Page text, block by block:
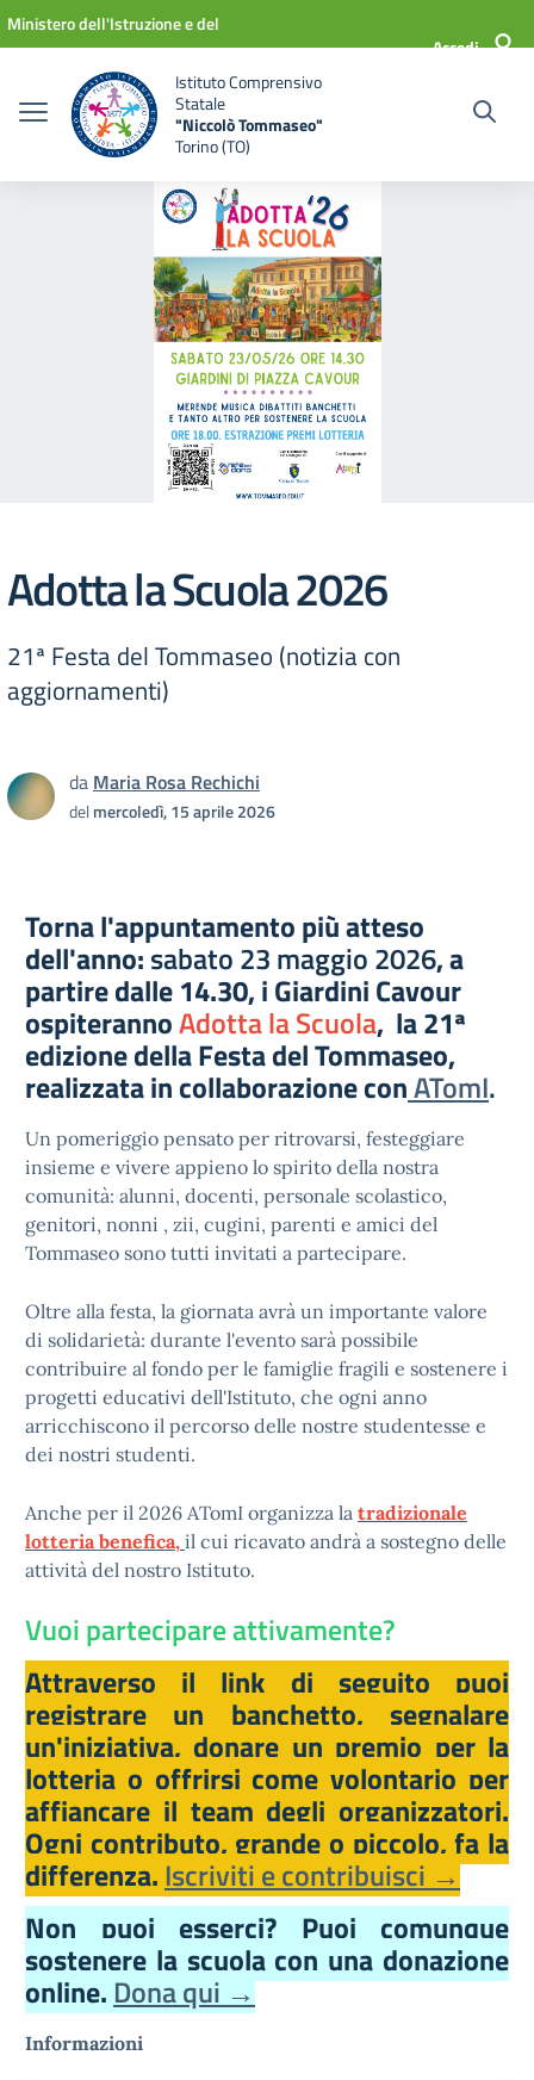
Vai ai contenuti
Vai al menu di navigazione
Vai al footer
Ministero dell'Istruzione e del
Accedi
Istituto Comprensivo
Statale
"Niccolò Tommaseo"
Torino (TO)
Adotta la Scuola 2026
21ª Festa del Tommaseo (notizia con
aggiornamenti)
da Maria Rosa Rechichi
delmercoledì, 15 aprile 2026
Torna l'appuntamento più atteso
dell'anno:sabato 23 maggio 2026, a
partire dalle 14.30, i Giardini Cavour
ospiterannoAdotta la Scuola, la 21ª
edizione della Festa del Tommaseo,
realizzata in collaborazione conATomI.
Un pomeriggio pensato per ritrovarsi, festeggiare
insieme e vivere appieno lo spirito della nostra
comunità: alunni, docenti, personale scolastico,
genitori, nonni , zii, cugini, parenti e amici del
Tommaseo sono tutti invitati a partecipare.
Oltre alla festa, la giornata avrà un importante valore
di solidarietà: durante l'evento sarà possibile
contribuire al fondo per le famiglie fragili e sostenere i
progetti educativi dell'Istituto, che ogni anno
arricchiscono il percorso delle nostre studentesse e
dei nostri studenti.
Anche per il 2026 ATomI organizza la tradizionale
lotteria benefica, il cui ricavato andrà a sostegno delle
attività del nostro Istituto.
Vuoi partecipare attivamente?
Attraverso il link di seguito puoi
registrare un banchetto, segnalare
un'iniziativa, donare un premio per la
lotteria o offrirsi come volontario per
affiancare il team degli organizzatori.
Ogni contributo, grande o piccolo, fa la
differenza. Iscriviti e contribuisci →
Non puoi esserci? Puoi comunque
sostenere la scuola con una donazione
online. Dona qui →
Informazioni